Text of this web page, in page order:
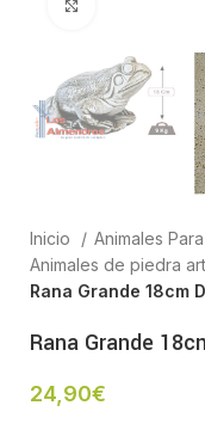
Inicio
Animales
Animales de piedra
Rana Grande 18cm
Rana Grande
24,90€